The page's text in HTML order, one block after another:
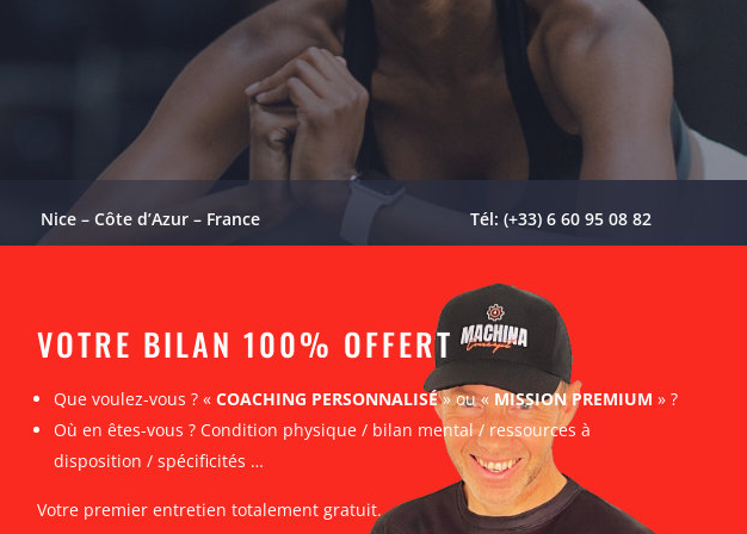
Nice – Côte d’Azur – France Tél: (+33) 6 60 95 08 82
VOTRE BILAN 100% OFFERT
Que voulez-vous ? « COACHING PERSONNALISÉ» ou « MISSION PREMIUM » ?
Où en êtes-vous ? Condition physique / bilan mental / ressources à
disposition / spécificités …
Votre premier entretien totalement gratuit.